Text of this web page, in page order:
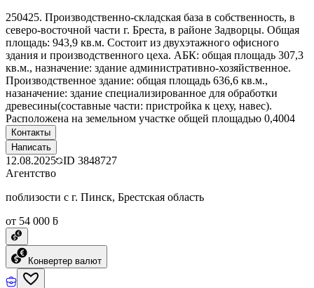
250425. Производственно-складская база в собственность, в
северо-восточной части г. Бреста, в районе Задворцы. Общая
площадь: 943,9 кв.м. Состоит из двухэтажного офисного
здания и производственного цеха. АБК: общая площадь 307,3
кв.м., назначение: здание административно-хозяйственное.
Производственное здание: общая площадь 636,6 кв.м.,
назаначение: здание специализированное для обработки
древесины(составные части: пристройка к цеху, навес).
Расположена на земельном участке общей площадью 0,4004
Контакты
Написать
12.08.2025 ID 3848727
Агентство
поблизости с г. Пинск, Брестская область
от 54 000 ƃ
Конвертер валют